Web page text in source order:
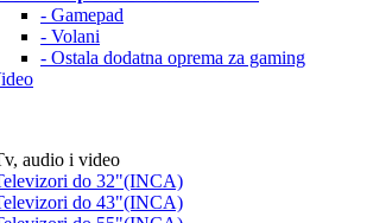
- Gamepad
- Volani
- Ostala dodatna oprema za gaming
audio i video
do 32"(INCA)
do 43"(INCA)